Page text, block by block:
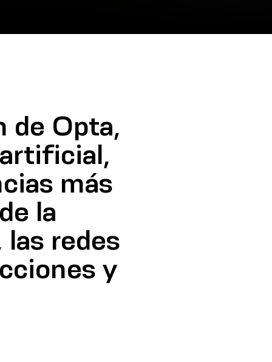
de Opta,
más
la
redes
y